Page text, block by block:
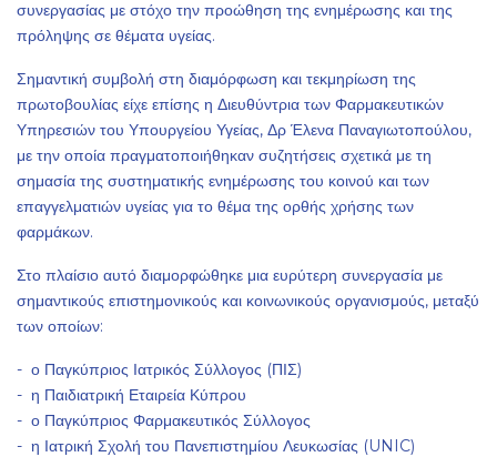
συνεργασίας με στόχο την προώθηση της ενημέρωσης και της
πρόληψης σε θέματα υγείας.
Σημαντική συμβολή στη διαμόρφωση και τεκμηρίωση της
πρωτοβουλίας είχε επίσης η Διευθύντρια των Φαρμακευτικών
Υπηρεσιών του Υπουργείου Υγείας, Δρ Έλενα Παναγιωτοπούλου,
με την οποία πραγματοποιήθηκαν συζητήσεις σχετικά με τη
σημασία της συστηματικής ενημέρωσης του κοινού και των
επαγγελματιών υγείας για το θέμα της ορθής χρήσης των
φαρμάκων.
Στο πλαίσιο αυτό διαμορφώθηκε μια ευρύτερη συνεργασία με
σημαντικούς επιστημονικούς και κοινωνικούς οργανισμούς, μεταξύ
των οποίων:
- ο Παγκύπριος Ιατρικός Σύλλογος (ΠΙΣ)
- η Παιδιατρική Εταιρεία Κύπρου
- ο Παγκύπριος Φαρμακευτικός Σύλλογος
- η Ιατρική Σχολή του Πανεπιστημίου Λευκωσίας (UNIC)